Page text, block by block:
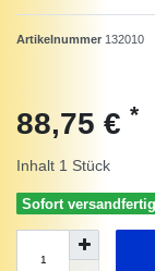
Artikelnummer 132010
88,75 € *
Inhalt 1 Stück
Sofort